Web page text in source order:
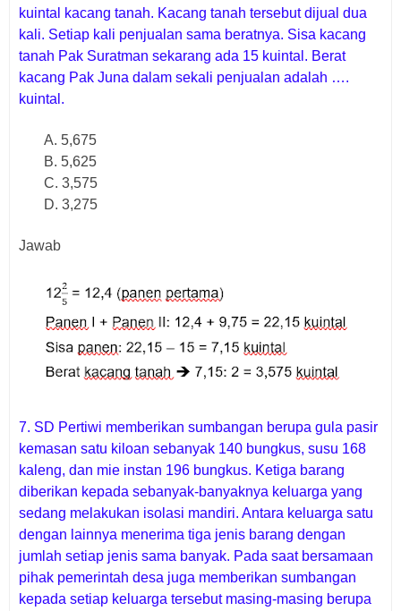
kuintal kacang tanah. Kacang tanah tersebut dijual dua
kali. Setiap kali penjualan sama beratnya. Sisa kacang
tanah Pak Suratman sekarang ada 15 kuintal. Berat
kacang Pak Juna dalam sekali penjualan adalah ….
kuintal.
A. 5,675
B. 5,625
C. 3,575
D. 3,275
Jawab
7. SD Pertiwi memberikan sumbangan berupa gula pasir
kemasan satu kiloan sebanyak 140 bungkus, susu 168
kaleng, dan mie instan 196 bungkus. Ketiga barang
diberikan kepada sebanyak-banyaknya keluarga yang
sedang melakukan isolasi mandiri. Antara keluarga satu
dengan lainnya menerima tiga jenis barang dengan
jumlah setiap jenis sama banyak. Pada saat bersamaan
pihak pemerintah desa juga memberikan sumbangan
kepada setiap keluarga tersebut masing-masing berupa